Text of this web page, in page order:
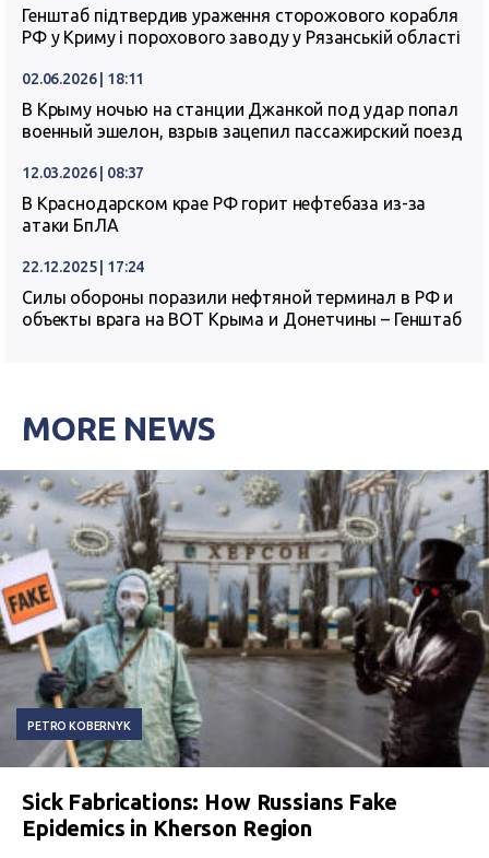
Генштаб підтвердив ураження сторожового корабля
РФ у Криму і порохового заводу у Рязанській області
02.06.2026 | 18:11
В Крыму ночью на станции Джанкой под удар попал
военный эшелон, взрыв зацепил пассажирский поезд
12.03.2026 | 08:37
В Краснодарском крае РФ горит нефтебаза из-за
атаки БпЛА
22.12.2025 | 17:24
Силы обороны поразили нефтяной терминал в РФ и
объекты врага на ВОТ Крыма и Донетчины – Генштаб
MORE NEWS
PETRO KOBERNYK
Sick Fabrications: How Russians Fake
Epidemics in Kherson Region